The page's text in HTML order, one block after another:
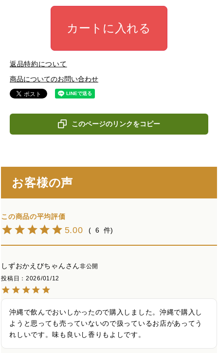
カートに入れる
返品特約について
商品についてのお問い合わせ
このページのリンクをコピー
お客様の声
5.00 6
しずおかえびちゃん
非公開
投稿日
2026/01/12
沖縄で飲んでおいしかったので購入しました。沖縄で購入し
ようと思っても売っていないので扱っているお店があってう
れしいです。味も良いし香りもよしです。